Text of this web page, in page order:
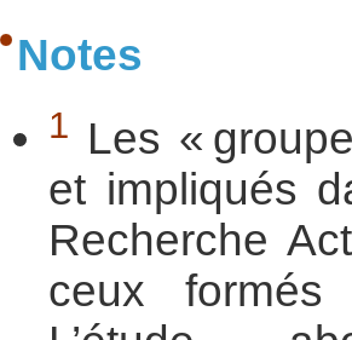
Notes
1 Les «
et impliqués
Recherche
ceux